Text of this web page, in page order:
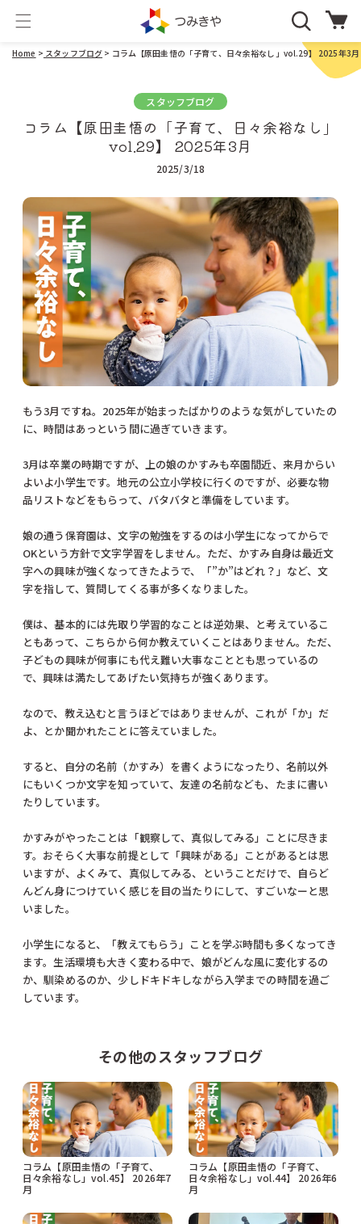
ンツに
進む
ー
ト
Home > スタッフブログ > コラム【原田圭悟の「子育て、日々余裕なし」vol.29】 2025年3月
スタッフブログ
コラム【原田圭悟の「子育て、日々余裕なし」
vol.29】 2025年3月
2025/3/18
もう3月ですね。2025年が始まったばかりのような気がしていたの
に、時間はあっという間に過ぎていきます。
3月は卒業の時期ですが、上の娘のかすみも卒園間近、来月からい
よいよ小学生です。地元の公立小学校に行くのですが、必要な物
品リストなどをもらって、バタバタと準備をしています。
娘の通う保育園は、文字の勉強をするのは小学生になってからで
OKという方針で文字学習をしません。ただ、かすみ自身は最近文
字への興味が強くなってきたようで、「”か”はどれ？」など、文
字を指して、質問してくる事が多くなりました。
僕は、基本的には先取り学習的なことは逆効果、と考えているこ
ともあって、こちらから何か教えていくことはありません。ただ、
子どもの興味が何事にも代え難い大事なこととも思っているの
で、興味は満たしてあげたい気持ちが強くあります。
なので、教え込むと言うほどではありませんが、これが「か」だ
よ、とか聞かれたことに答えていました。
すると、自分の名前（かすみ）を書くようになったり、名前以外
にもいくつか文字を知っていて、友達の名前なども、たまに書い
たりしています。
かすみがやったことは「観察して、真似してみる」ことに尽きま
す。おそらく大事な前提として「興味がある」ことがあるとは思
いますが、よくみて、真似してみる、ということだけで、自らど
んどん身につけていく感じを目の当たりにして、すごいなーと思
いました。
小学生になると、「教えてもらう」ことを学ぶ時間も多くなってき
ます。生活環境も大きく変わる中で、娘がどんな風に変化するの
か、馴染めるのか、少しドキドキしながら入学までの時間を過ご
しています。
その他のスタッフブログ
コラム【原田圭悟の「子育て、
日々余裕なし」vol.45】 2026年7
月
コラム【原田圭悟の「子育て、
日々余裕なし」vol.44】 2026年6
月